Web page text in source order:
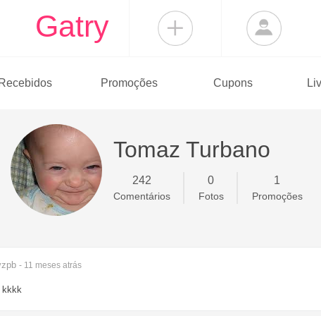
Gatry
Recebidos Promoções Cupons
Tomaz Turbano
242
Comentários
0
Fotos
1
Promoções
- 11 meses atrás
kkkk